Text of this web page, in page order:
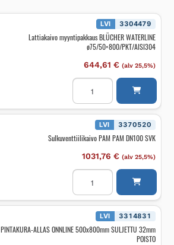
LVI 3304479
Lattiakaivo myyntipakkaus BLÜCHER WATERLINE
ø75/50×800/PKT/AISI304
644,61 € (alv 25,5%)
Lattiakaivo
myyntipakkaus
BLÜCHER
WATERLINE
ø75/50x800/PKT/AISI304
määrä LVI 3370520
Sulkuventtiilikaivo PAM PAM DN100 SVK
1031,76 € (alv 25,5%)
Sulkuventtiilikaivo
DN100
SVK
määrä LVI 3314831
PINTAKURA-ALLAS ONNLINE 500x800mm SULJETTU 32mm
POISTO